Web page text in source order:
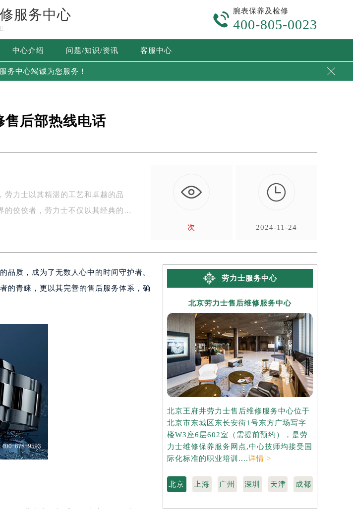
服务中心 
腕表保养及检修
400-805-0023
中心介绍 问题/知识/资讯 客服中心
务中心竭诚为您服务！ 
售后部热线电话
劳力士以其精湛的工艺和卓越的品
的佼佼者，劳力士不仅以其经典的…
次

2024-11-24
品质，成为了无数人心中的时间守护者。
的青睐，更以其完善的售后服务体系，确
劳力士服务中心
北京劳力士售后维修服务中心
北京王府井劳力士售后维修服务中心位于
北京市东城区东长安街1号东方广场写字
楼W3座6层602室（需提前预约），是劳
力士维修保养服务网点,中心技师均接受国
际化标准的职业培训....详情 >
北京 上海 广州 深圳 天津 成都